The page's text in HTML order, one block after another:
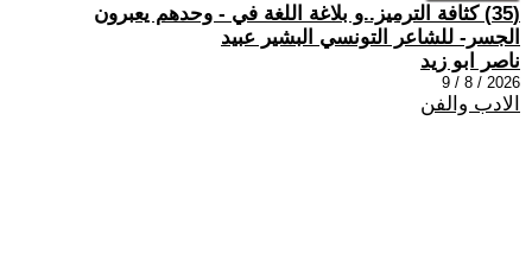
(35) كثافة الترميز..و بلاغة اللغة في - وحدهم يعبرون
الجسر- للشاعر التونسي البشير عبيد
ناصر ابو زيد
2026 / 8 / 9
الادب والفن